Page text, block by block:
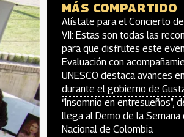
MÁS COMPARTIDO
Alístate para el Concierto
VII: Estas son todas las
para que disfrutes este
Evaluación con
UNESCO destaca avances
durante el gobierno de
“Insomnio en entresueños”,
llega al Demo de la Semana
Nacional de Colombia